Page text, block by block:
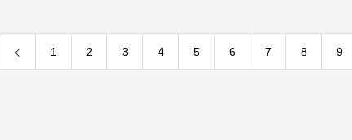
1 2 3 4 5 6 7 8 9